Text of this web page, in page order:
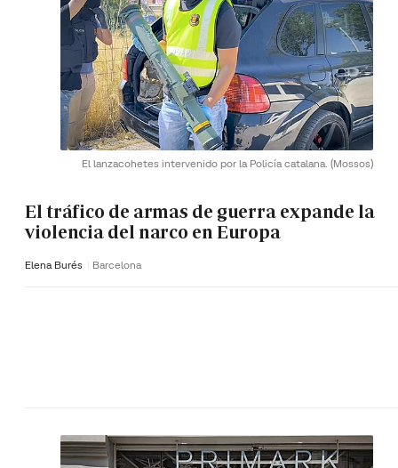
El lanzacohetes intervenido por la Policía catalana. (Mossos)
El tráfico de armas de guerra expande la
violencia del narco en Europa
Elena Burés Barcelona